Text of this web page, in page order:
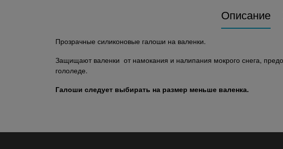
Описание
Прозрачные силиконовые галоши на валенки.
Защищают валенки от намокания и налипания мокрого снега,
гололеде.
Галоши следует выбирать на размер меньше валенка.